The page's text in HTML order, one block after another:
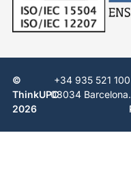
©
ThinkUPC
2026
+34 935 521
08034